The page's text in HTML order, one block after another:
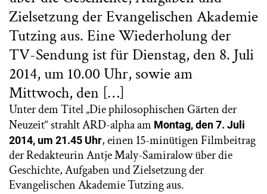
Zielsetzung der Evangelischen Akademie
Tutzing aus. Eine Wiederholung der
TV-Sendung ist für Dienstag, den 8. Juli
2014, um 10.00 Uhr, sowie am
Mittwoch, den […]
Unter dem Titel „Die philosophischen Gärten der
Neuzeit“ strahlt ARD-alpha am Montag, den 7. Juli
2014, um 21.45 Uhr, einen 15-minütigen Filmbeitrag
der Redakteurin Antje Maly-Samiralow über die
Geschichte, Aufgaben und Zielsetzung der
Evangelischen Akademie Tutzing aus.